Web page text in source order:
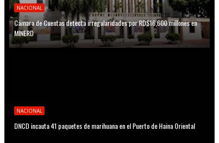
NACIONAL
Cámara de Cuentas detecta irregularidades por RD$16,600 millones en
MINERD
NACIONAL
DNCD incauta 41 paquetes de marihuana en el Puerto de Haina Oriental